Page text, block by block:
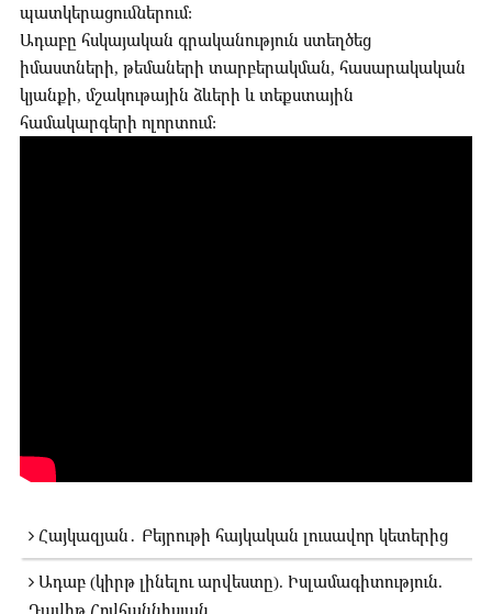
պատկերացումներում:
Ադաբը հսկայական գրականություն ստեղծեց
իմաստների, թեմաների տարբերակման, հասարակական
կյանքի, մշակութային ձևերի և տեքստային
համակարգերի ոլորտում:
Հայկազյան․ Բեյրութի հայկական լուսավոր կետերից
Ադաբ (կիրթ լինելու արվեստը). Իսլամագիտություն.